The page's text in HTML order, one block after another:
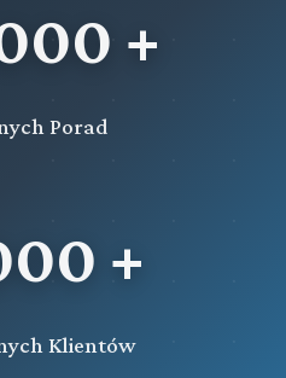
+
Porad
+
Klientów